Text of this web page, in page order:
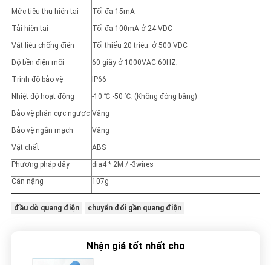
Mức tiêu thụ hiện tại
Tối đa 15mA
Tải hiện tại
Tối đa 100mA ở 24 VDC
Vật liệu chống điện
Tối thiểu 20 triệu. ở 500 VDC
Độ bền điện môi
60 giây ở 1000VAC 60HZ;
Trình độ bảo vệ
IP66
Nhiệt độ hoạt động
-10 ℃ -50 ℃; (Không đóng băng)
Bảo vệ phân cực ngược Vâng
Bảo vệ ngắn mạch
Vâng
Vật chất
ABS
Phương pháp dây
dia4 * 2M / -3wires
Cân nặng
107g
đầu dò quang điện chuyển đổi gần quang điện
Nhận giá tốt nhất cho